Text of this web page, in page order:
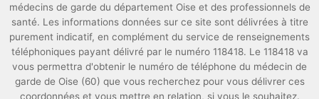
médecins de garde du département Oise et des professionnels de
santé. Les informations données sur ce site sont délivrées à titre
purement indicatif, en complément du service de renseignements
téléphoniques payant délivré par le numéro 118418. Le 118418 va
vous permettra d'obtenir le numéro de téléphone du médecin de
garde de Oise (60) que vous recherchez pour vous délivrer ces
coordonnées et vous mettre en relation, si vous le souhaitez.